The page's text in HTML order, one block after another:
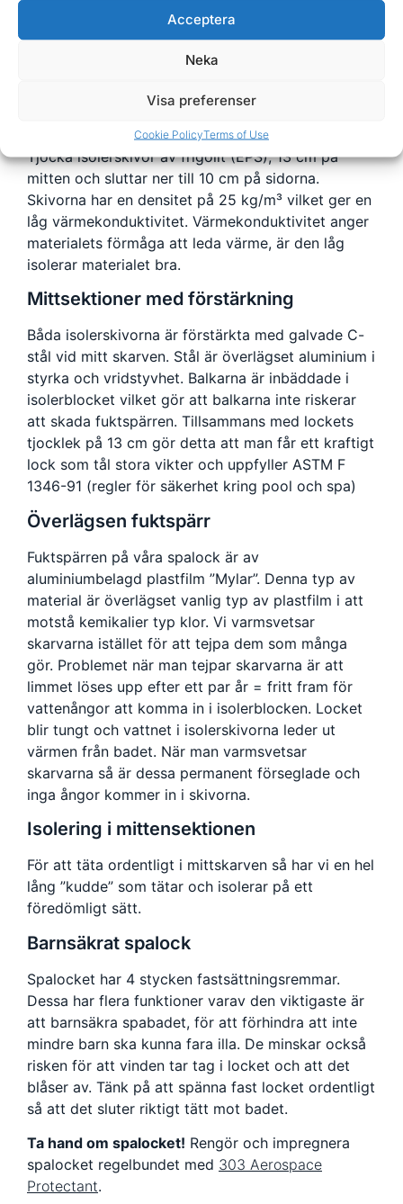
Acceptera
Neka
Visa preferenser
Cookie PolicyTerms of Use
Passar bland annat till Sundance Marin
Tjocka isolerskivor av frigolit (EPS), 13 cm på
mitten och sluttar ner till 10 cm på sidorna.
Skivorna har en densitet på 25 kg/m³ vilket ger en
låg värmekonduktivitet. Värmekonduktivitet anger
materialets förmåga att leda värme, är den låg
isolerar materialet bra.
Mittsektioner med förstärkning
Båda isolerskivorna är förstärkta med galvade C-
stål vid mitt skarven. Stål är överlägset aluminium i
styrka och vridstyvhet. Balkarna är inbäddade i
isolerblocket vilket gör att balkarna inte riskerar
att skada fuktspärren. Tillsammans med lockets
tjocklek på 13 cm gör detta att man får ett kraftigt
lock som tål stora vikter och uppfyller ASTM F
1346-91 (regler för säkerhet kring pool och spa)
Överlägsen fuktspärr
Fuktspärren på våra spalock är av
aluminiumbelagd plastfilm ”Mylar”. Denna typ av
material är överlägset vanlig typ av plastfilm i att
motstå kemikalier typ klor. Vi varmsvetsar
skarvarna istället för att tejpa dem som många
gör. Problemet när man tejpar skarvarna är att
limmet löses upp efter ett par år = fritt fram för
vattenångor att komma in i isolerblocken. Locket
blir tungt och vattnet i isolerskivorna leder ut
värmen från badet. När man varmsvetsar
skarvarna så är dessa permanent förseglade och
inga ångor kommer in i skivorna.
Isolering i mittensektionen
För att täta ordentligt i mittskarven så har vi en hel
lång ”kudde” som tätar och isolerar på ett
föredömligt sätt.
Barnsäkrat spalock
Spalocket har 4 stycken fastsättningsremmar.
Dessa har flera funktioner varav den viktigaste är
att barnsäkra spabadet, för att förhindra att inte
mindre barn ska kunna fara illa. De minskar också
risken för att vinden tar tag i locket och att det
blåser av. Tänk på att spänna fast locket ordentligt
så att det sluter riktigt tätt mot badet.
Ta hand om spalocket! Rengör och impregnera
spalocket regelbundet med 303 Aerospace
Protectant.